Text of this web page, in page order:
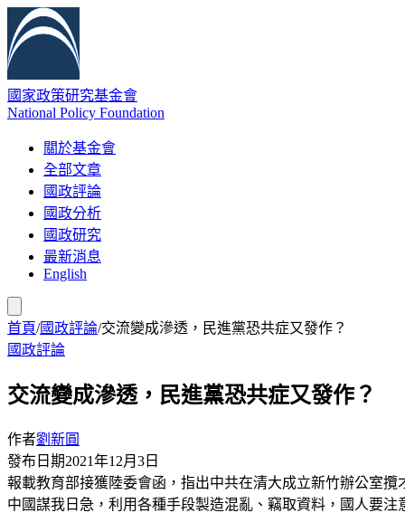
國家政策研究基金會
National Policy Foundation
關於基金會
全部文章
國政評論
國政分析
國政研究
最新消息
English
首頁/國政評論/交流變成滲透，民進黨恐共症又發作？
國政評論
交流變成滲透，民進黨恐共症又發作？
作者劉新圓
發布日期2021年12月3日
報載教育部接獲陸委會函，指出中共在清大成立新竹辦公室攬
中國謀我日急，利用各種手段製造混亂、竊取資料，國人要